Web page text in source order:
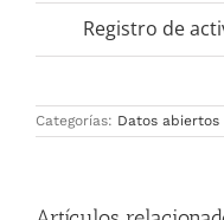
Registro de
Categorías: Datos abiertos